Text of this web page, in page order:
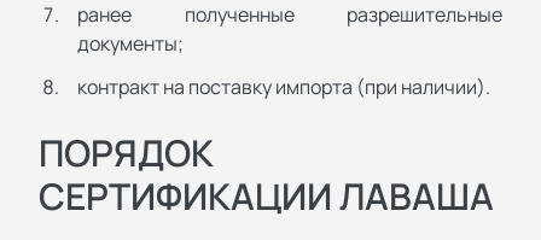
ранее полученные разрешительные
документы;
контракт на поставку импорта (при наличии).
ПОРЯДОК
СЕРТИФИКАЦИИ ЛАВАША